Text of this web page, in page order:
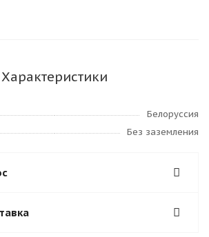
Характеристики
Белоруссия
Без заземления